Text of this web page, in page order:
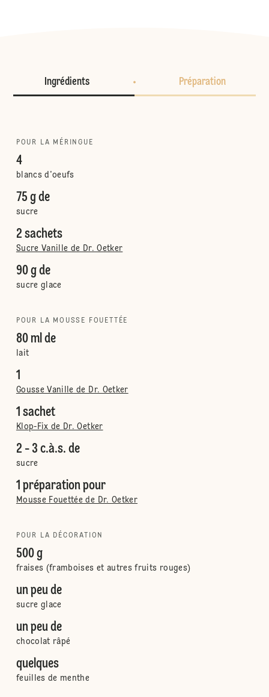
Ingrédients Préparation
POUR LA MÉRINGUE
4
blancs d'oeufs
75 g de
sucre
2 sachets
Sucre Vanille de Dr. Oetker
90 g de
sucre glace
POUR LA MOUSSE FOUETTÉE
80 ml de
lait
1
Gousse Vanille de Dr. Oetker
1 sachet
Klop-Fix de Dr. Oetker
2 - 3 c.à.s. de
sucre
1 préparation pour
Mousse Fouettée de Dr. Oetker
POUR LA DÉCORATION
500 g
fraises (framboises et autres fruits rouges)
un peu de
sucre glace
un peu de
chocolat râpé
quelques
feuilles de menthe